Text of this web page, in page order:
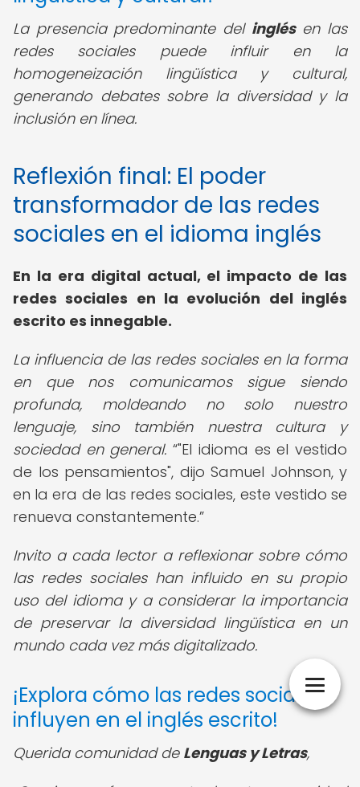
La presencia predominante del inglésen las
redes sociales puede influir en la
homogeneización lingüística y cultural,
generando debates sobre la diversidad y la
inclusión en línea.
Reflexión final: El poder
transformador de las redes
sociales en el idioma inglés
En la era digital actual, el impacto de las
redes sociales en la evolución del inglés
escrito es innegable.
La influencia de las redes sociales en la forma
en que nos comunicamos sigue siendo
profunda, moldeando no solo nuestro
lenguaje, sino también nuestra cultura y
sociedad en general. "El idioma es el vestido
de los pensamientos", dijo Samuel Johnson, y
en la era de las redes sociales, este vestido se
renueva constantemente.
Invito a cada lector a reflexionar sobre cómo
las redes sociales han influido en su propio
uso del idioma y a considerar la importancia
de preservar la diversidad lingüística en un
mundo cada vez más digitalizado.
¡Explora cómo las redes sociales
influyen en el inglés escrito!
Querida comunidad de Lenguas y Letras,